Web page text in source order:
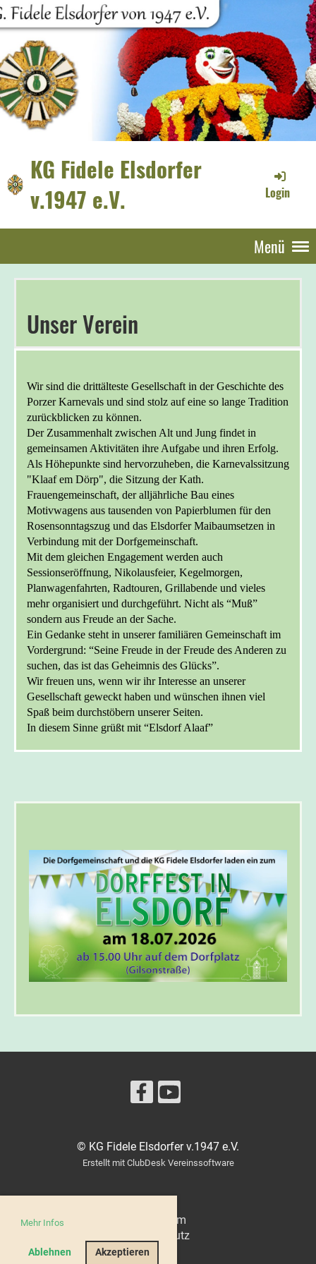
Mehr Infos
Ablehnen Akzeptieren
KG Fidele Elsdorfer
v.1947 e.V.
Login
Menü
Unser Verein
Wir sind die drittälteste Gesellschaft in der Geschichte des
Porzer Karnevals und sind stolz auf eine so lange Tradition
zurückblicken zu können.
Der Zusammenhalt zwischen Alt und Jung findet in
gemeinsamen Aktivitäten ihre Aufgabe und ihren Erfolg.
Als Höhepunkte sind hervorzuheben, die Karnevalssitzung
"Klaaf em Dörp", die Sitzung der Kath.
Frauengemeinschaft, der alljährliche Bau eines
Motivwagens aus tausenden von Papierblumen für den
Rosensonntagszug und das Elsdorfer Maibaumsetzen in
Verbindung mit der Dorfgemeinschaft.
Mit dem gleichen Engagement werden auch
Sessionseröffnung, Nikolausfeier, Kegelmorgen,
Planwagenfahrten, Radtouren, Grillabende und vieles
mehr organisiert und durchgeführt. Nicht als “Muß”
sondern aus Freude an der Sache.
Ein Gedanke steht in unserer familiären Gemeinschaft im
Vordergrund: “Seine Freude in der Freude des Anderen zu
suchen, das ist das Geheimnis des Glücks”.
Wir freuen uns, wenn wir ihr Interesse an unserer
Gesellschaft geweckt haben und wünschen ihnen viel
Spaß beim durchstöbern unserer Seiten.
In diesem Sinne grüßt mit “Elsdorf Alaaf”
© KG Fidele Elsdorfer v.1947 e.V.
Erstellt mit ClubDesk Vereinssoftware
Impressum
Datenschutz